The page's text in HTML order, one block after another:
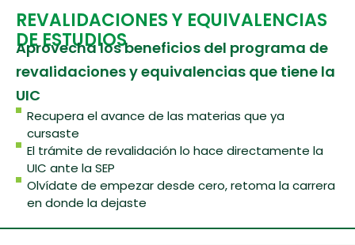
REVALIDACIONES Y EQUIVALENCIAS
DE ESTUDIOS
Aprovecha los beneficios del programa de
revalidaciones y equivalencias que tiene la
UIC
Recupera el avance de las materias que ya
cursaste
El trámite de revalidación lo hace directamente la
UIC ante la SEP
Olvídate de empezar desde cero, retoma la carrera
en donde la dejaste